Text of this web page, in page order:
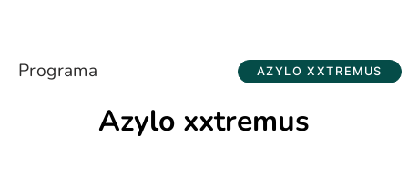
Programa AZYLO XXTREMUS
Azylo xxtremus